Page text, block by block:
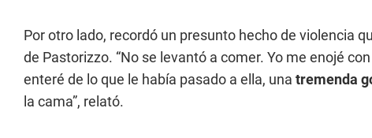
Por otro lado, recordó un presunto hecho de violencia
de Pastorizzo. “No se levantó a comer. Yo me enojé
enteré de lo que le había pasado a ella, una tremenda
la cama”, relató.